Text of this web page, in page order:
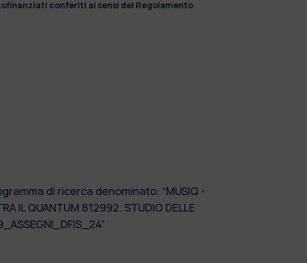
conferiti ai sensi del Regolamento
di ricerca denominato: “MUSIQ -
IL QUANTUM 812992. STUDIO DELLE